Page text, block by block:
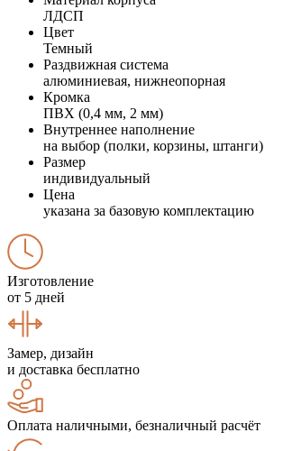
ЛДСП
Цвет
Темный
Раздвижная система
алюминиевая, нижнеопорная
Кромка
ПВХ (0,4 мм, 2 мм)
Внутреннее наполнение
на выбор (полки, корзины, штанги)
Размер
индивидуальный
Цена
указана за базовую комплектацию
Изготовление
от 5 дней
Замер, дизайн
и доставка бесплатно
Оплата наличными, безналичный расчёт